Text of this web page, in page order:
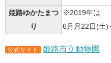
姫路ゆかたまつ
り
※2019年は
6月月22日(土)
公式サイト 姫路市立動物園